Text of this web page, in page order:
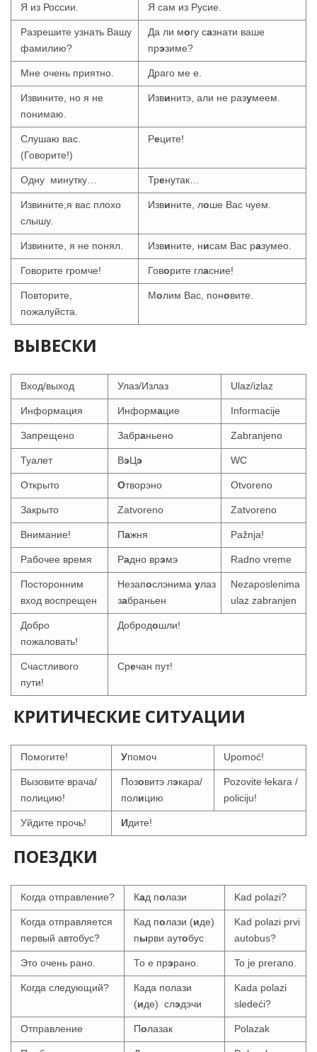
Я из России. Я сам из Русие.
Разрешите узнать Вашу
фамилию?
Да ли могу сазнати ваше
прэзиме?
Мне очень приятно. Драго ме е.
Извините, но я не
понимаю.
Извинитэ, али не разумеем.
Слушаю вас.
(Говорите!)
Реците!
Одну минутку… Тренутак…
Извините,я вас плохо
слышу.
Извините, лоше Вас чуем.
Извините, я не понял. Извините, нисам Вас разумео.
Говорите громче! Говорите гласние!
Повторите,
пожалуйста.
Молим Вас, поновите.
ВЫВЕСКИ
Вход/выход Улаз/Излаз Ulaz/izlaz
Информация Информацие Informacije
Запрещено Забраньено Zabranjeno
Туалет ВэЦэ WC
Открыто Отворэно Otvoreno
Закрыто Zatvoreno Zatvoreno
Внимание! Пажня Pažnja!
Рабочее время Радно врэмэ Radno vreme
Посторонним
вход воспрещен
Незапослэнима улаз
забраньен
Nezaposlenima
ulaz zabranjen
Добро
пожаловать!
Добродошли!
Счастливого
пути!
Сречан пут!
КРИТИЧЕСКИЕ СИТУАЦИИ
Помогите! Упомоч Upomoć!
Вызовите врача/
полицию!
Позовитэ лэкара/
полицию
Pozovite lekara /
policiju!
Уйдите прочь! Идите!
ПОЕЗДКИ
Когда отправление? Кад полази Kad polazi?
Когда отправляется
первый автобус?
Кад полази (иде)
пырви аутобус
Kad polazi prvi
autobus?
Это очень рано. То е прэрано. To je prerano.
Когда следующий?
Када полази
(иде) слэдэчи
Kada polazi
sledeći?
Отправление Полазак Polazak